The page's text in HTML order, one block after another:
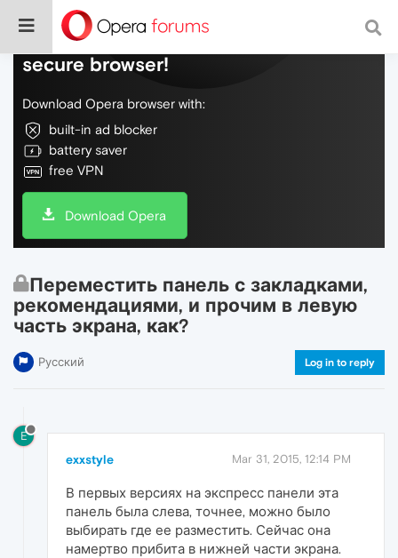
Do more on the web, with a fast and
secure browser!
Download Opera browser with:
built-in ad blocker
battery saver
free VPN
Download Opera
Переместить панель с закладками,
рекомендациями, и прочим в левую
часть экрана, как?
Русский Log in to reply
E
exxstyle Mar 31, 2015, 12:14 PM
В первых версиях на экспресс панели эта
панель была слева, точнее, можно было
выбирать где ее разместить. Сейчас она
намертво прибита в нижней части экрана.